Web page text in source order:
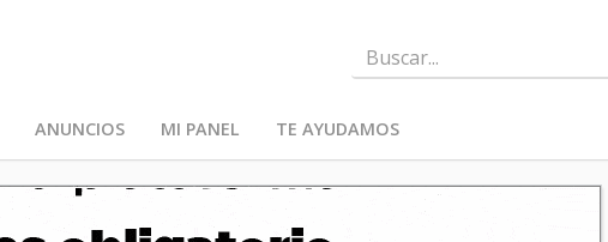
ANUNCIOS MI PANEL TE AYUDAMOS